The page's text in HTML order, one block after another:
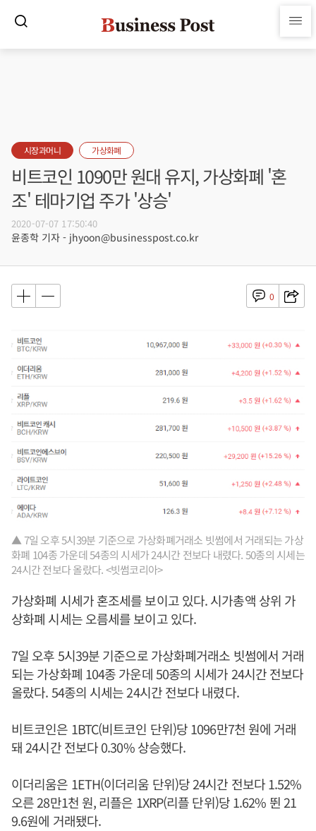
시장과머니 가상화폐
비트코인 1090만 원대 유지, 가상화폐 '혼
조' 테마기업 주가 '상승'
2020-07-07 17:50:40
윤종학 기자 - jhyoon@businesspost.co.kr
0
▲ 7일 오후 5시39분 기준으로 가상화폐거래소 빗썸에서 거래되는 가상
화폐 104종 가운데 54종의 시세가 24시간 전보다 내렸다. 50종의 시세는
24시간 전보다 올랐다. <빗썸코리아>
가상화폐 시세가 혼조세를 보이고 있다. 시가총액 상위 가
상화폐 시세는 오름세를 보이고 있다.
7일 오후 5시39분 기준으로 가상화폐거래소 빗썸에서 거래
되는 가상화폐 104종 가운데 50종의 시세가 24시간 전보다
올랐다. 54종의 시세는 24시간 전보다 내렸다.
비트코인은 1BTC(비트코인 단위)당 1096만7천 원에 거래
돼 24시간 전보다 0.30% 상승했다.
이더리움은 1ETH(이더리움 단위)당 24시간 전보다 1.52%
오른 28만1천 원, 리플은 1XRP(리플 단위)당 1.62% 뛴 21
9.6원에 거래됐다.